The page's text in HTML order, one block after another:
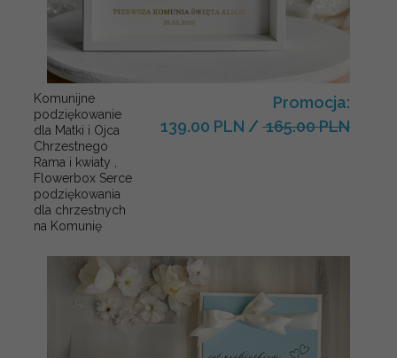
Komunijne
podziękowanie
dla Matki i Ojca
Chrzestnego
Rama i kwiaty ,
Flowerbox Serce
podziękowania
dla chrzestnych
na Komunię
Promocja:
139.00 PLN / 165.00 PLN